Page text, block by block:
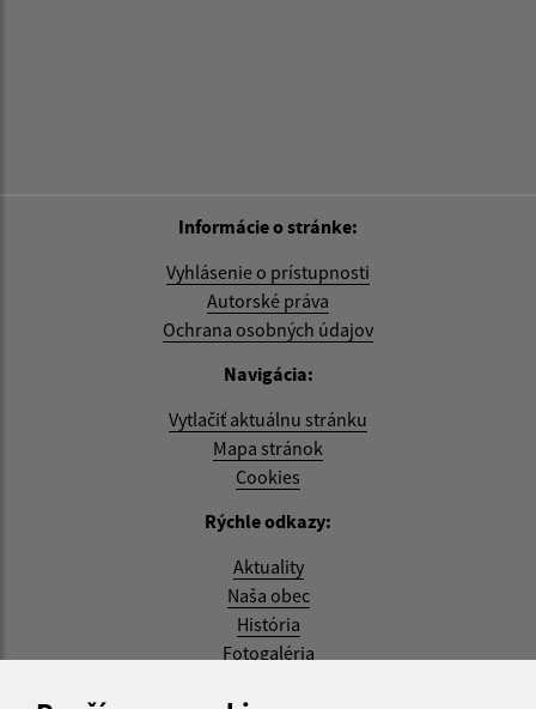
Informácie o stránke:
Vyhlásenie o prístupnosti
Autorské práva
Ochrana osobných údajov
Navigácia:
Vytlačiť aktuálnu stránku
Mapa stránok
Cookies
Rýchle odkazy:
Aktuality
Naša obec
História
Fotogaléria
Aktualizované: